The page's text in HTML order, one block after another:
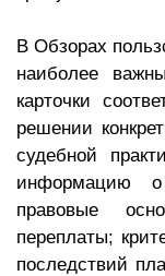
В Обзорах
наиболее
карточки
решении
судебной
информацию о
правовые
переплаты;
последствий